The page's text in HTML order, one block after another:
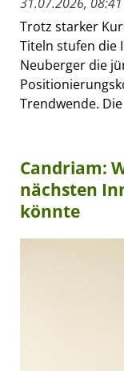
Trotz starker
Titeln stufen die
Neuberger die
Trendwende.
Candriam:
nächsten
könnte